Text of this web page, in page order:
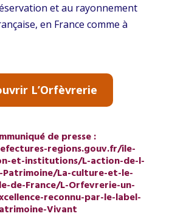
et au rayonnement
en France comme à
L’Orfèvrerie
de presse :
regions.gouv.fr/ile-
et-institutions/L-action-de-l-
La-culture-et-le-
de-France/L-Orfevrerie-un-
reconnu-par-le-label-
Vivant